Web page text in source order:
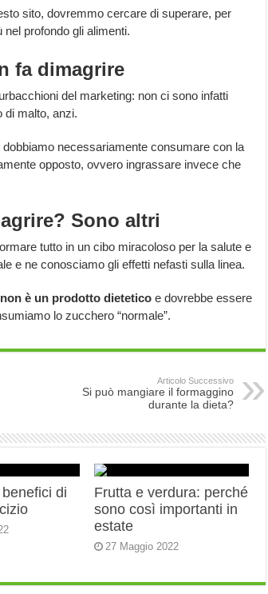
sito, dovremmo cercare di superare, per
profondo gli alimenti.
fa dimagrire
del marketing: non ci sono infatti
di malto, anzi.
dobbiamo necessariamente consumare con la
opposto, ovvero ingrassare invece che
Sono altri
tutto in un cibo miracoloso per la salute e
e ne conosciamo gli effetti nefasti sulla linea.
non è un prodotto dieteticoe dovrebbe essere
lo zucchero “normale”.
Articolo Successivo
Si può mangiare il formaggino
durante la dieta?
di
Frutta e verdura: perché
sono così importanti in
estate
27 Maggio 2022